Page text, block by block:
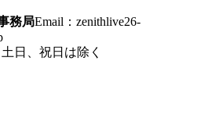
務局Email：zenithlive26-
日、祝日は除く